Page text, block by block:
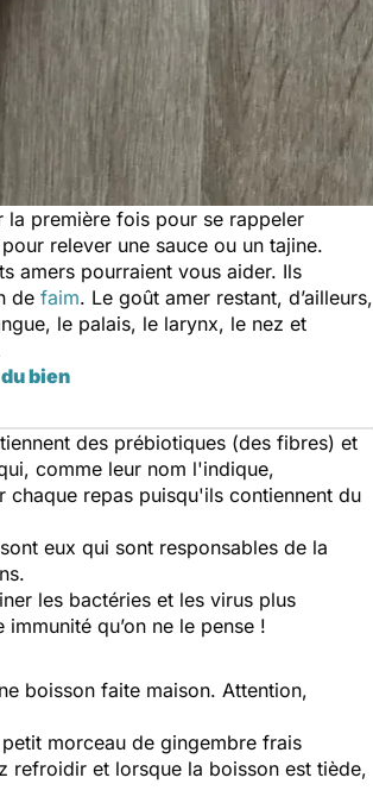
la première fois pour se rappeler
pour relever une sauce ou un tajine.
amers pourraient vous aider. Ils
de faim. Le goût amer restant, d’ailleurs,
le palais, le larynx, le nez et
bien
des prébiotiques (des fibres) et
comme leur nom l'indique,
repas puisqu'ils contiennent du
eux qui sont responsables de la
les bactéries et les virus plus
immunité qu’on ne le pense !
boisson faite maison. Attention,
morceau de gingembre frais
refroidir et lorsque la boisson est tiède,